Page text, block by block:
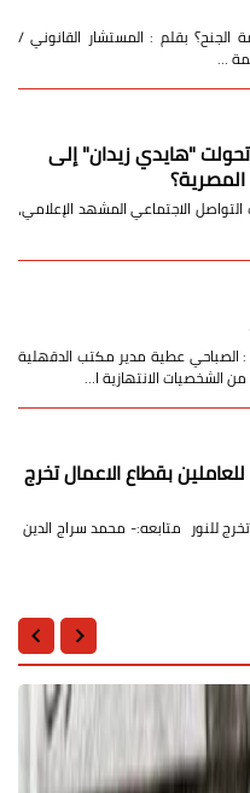
الجنح؟ بقلم : المستشار القانوني /
…
"هايدي زيدان" إلى
الاجتماعي المشهد الإعلامي،
عطية مدير مكتب الدقهلية
الانتهازية ا…
بقطاع الاعمال تخرج
تخرج للنور متابعه:- محمد سراج الدين